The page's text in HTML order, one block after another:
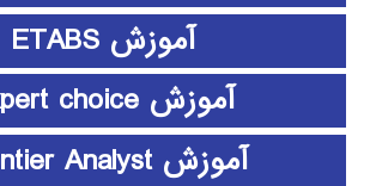
آموزش ETABS
آموزش expert choice
آموزش Frontier Analyst